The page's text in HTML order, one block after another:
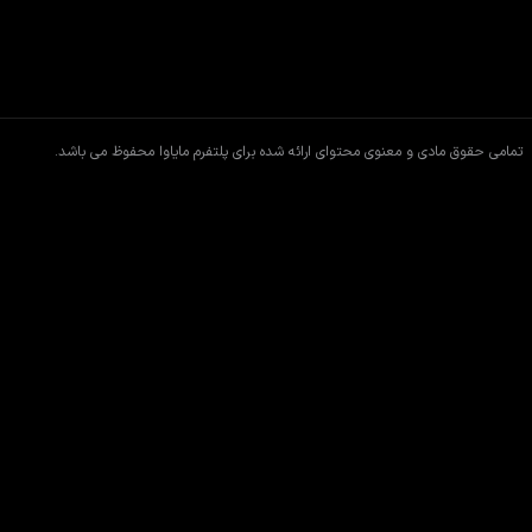
تمامی حقوق مادی و معنوی محتوای ارائه شده برای پلتفرم مایاوا محفوظ می باشد.